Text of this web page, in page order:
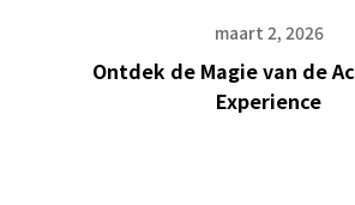
maart 2, 2026
Ontdek de Magie van de
Experience